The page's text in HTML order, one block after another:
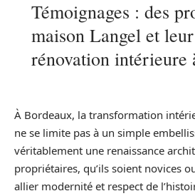
Témoignages : des
maison Langel et
rénovation intérieure
À Bordeaux, la transformation
ne se limite pas à un simple
véritablement une renaissance
propriétaires, qu’ils soient novices
allier modernité et respect de